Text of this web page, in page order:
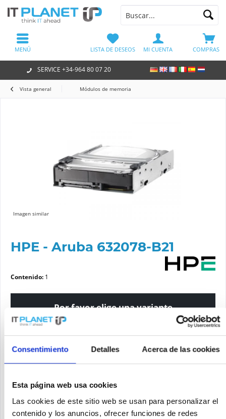
Consentimiento Detalles Acerca de las cookies
Esta página web usa cookies
Las cookies de este sitio web se usan para personalizar el
contenido y los anuncios, ofrecer funciones de redes
SERVICE +34-964 80 07 20
COMPRAS
LISTA DE DESEOS MI CUENTA
MENÚ
Vista general Módulos de memoria
Imagen similar
HPE - Aruba 632078-B21
Contenido: 1
Por favor elige una variante
Estado del artículo
Solicite un precio